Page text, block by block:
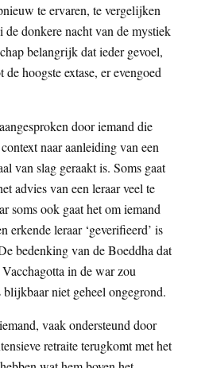
te ervaren, te vergelijken
donkere nacht van de mystiek
belangrijk dat ieder gevoel,
hoogste extase, er evengoed
door iemand die
naar aanleiding van een
van slag geraakt is. Soms gaat
advies van een leraar veel te
soms ook gaat het om iemand
erkende leraar ‘geverifieerd’ is
bedenking van de Boeddha dat
in de war zou
niet geheel ongegrond.
vaak ondersteund door
retraite terugkomt met het